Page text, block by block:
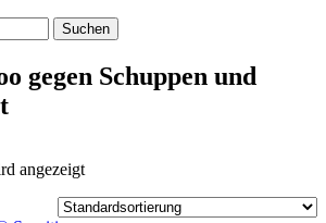
Suchen
gegen Schuppen und
angezeigt